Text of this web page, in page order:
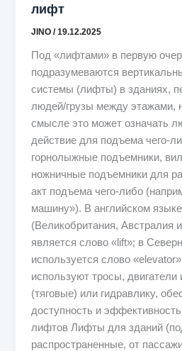
лифт
JINO/19.12.2025
Под «лифтами» в первую
подразумеваются
системы (лифты) в зданиях,
людей/грузы между этажами,
смысле это может означать
действие для подъема чего-
горнолыжные подъемники,
ножничные подъемники для
акт подъема чего-либо
машину»). В английском
(Великобритания, Австралия
является слово «lift»; в
используется слово
используют тросы, двигатели
(тяговые) или гидравлику,
доступность и
лифтов Лифты для зданий
распространенные, от